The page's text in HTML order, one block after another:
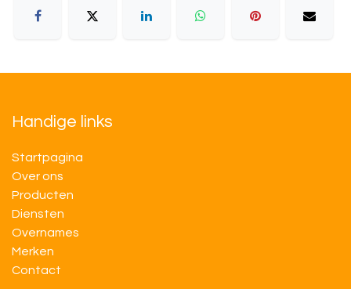
Handige links
Startpagina
Over ons
Producten
Diensten
Overnames
M​​erken
Contact